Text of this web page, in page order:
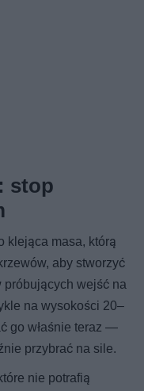
stop
klejąca masa, którą
aby stworzyć
próbujących wejść na
na wysokości 20–
go właśnie teraz —
przybrać na sile.
nie potrafią